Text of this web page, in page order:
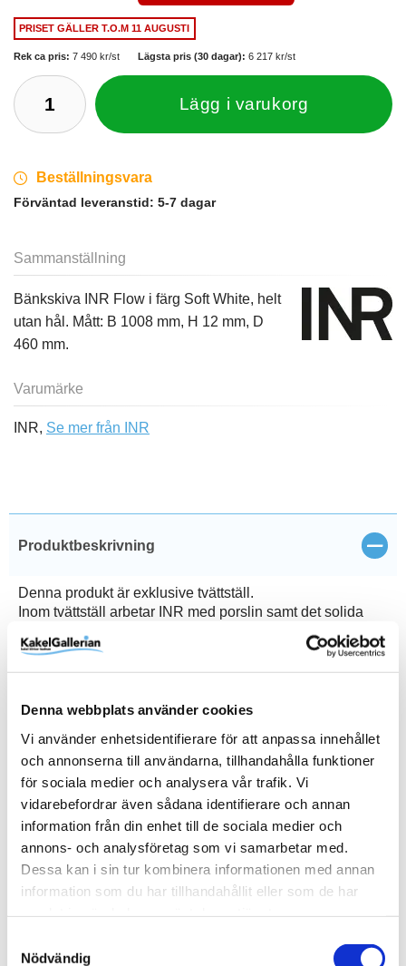
Denna webbplats använder cookies
Vi använder enhetsidentifierare för att anpassa innehållet
och annonserna till användarna, tillhandahålla funktioner
för sociala medier och analysera vår trafik. Vi
vidarebefordrar även sådana identifierare och annan
information från din enhet till de sociala medier och
annons- och analysföretag som vi samarbetar med.
Dessa kan i sin tur kombinera informationen med annan
information som du har tillhandahållit eller som de har
Nödvändig
PRISET GÄLLERT.O.M 11 AUGUSTI
Rek ca pris: 7 490 kr/st Lägsta pris (30 dagar): 6 217 kr/st
Lägg i varukorg
Beställningsvara
Förväntad leveranstid: 5-7 dagar
Sammanställning
Bänkskiva INR Flow i färg Soft White, helt
utan hål. Mått: B 1008 mm, H 12 mm, D
460 mm.
Varumärke
INR, Se mer från INR
Produktbeskrivning Stäng
Denna produkt är exklusive tvättställ.
Inom tvättställ arbetar INR med porslin samt det solida
och porfria kompositmaterialet solid surface. Alla deras
tvättställ genomgår löpande toleranskontroller och ger en
livslängd långt bortom garantitiden. För dig som föredrar
Wave med underlimmat tvättställ samt Flow med
ovanpåliggande runt tvättställ. Bänkskivorna tillverkas i
mineralkomposit och solid surface och passar alla
kommoder i möbelserierna Core och Terra. Alla
bänkskivorna går att få med eller utan hål för blandare.
Produktinformation